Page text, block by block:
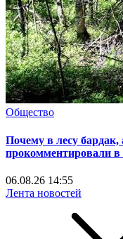
Общество
Почему в лесу
прокомментировали в
06.08.26 14:55
Лента новостей